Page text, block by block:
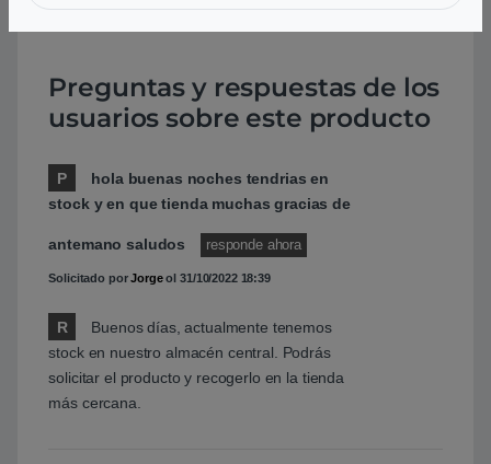
Preguntas y respuestas de los
usuarios sobre este producto
P
hola buenas noches tendrias en
stock y en que tienda muchas gracias de
antemano saludos responde ahora
Solicitado porJorgeol31/10/2022 18:39
R
Buenos días, actualmente tenemos
stock en nuestro almacén central. Podrás
solicitar el producto y recogerlo en la tienda
más cercana.